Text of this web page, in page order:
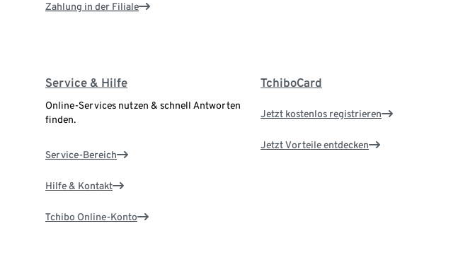
Zahlung in der Filiale
Service & Hilfe
Online-Services nutzen & schnell Antworten
finden.
Service-Bereich
Hilfe & Kontakt
Tchibo Online-Konto
TchiboCard
Jetzt kostenlos registrieren
Jetzt Vorteile entdecken